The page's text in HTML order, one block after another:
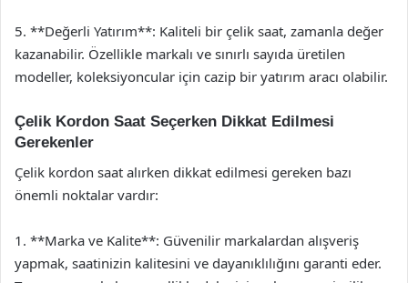
5. **Değerli Yatırım**: Kaliteli bir çelik saat, zamanla değer
kazanabilir. Özellikle markalı ve sınırlı sayıda üretilen
modeller, koleksiyoncular için cazip bir yatırım aracı olabilir.
Çelik Kordon Saat Seçerken Dikkat Edilmesi
Gerekenler
Çelik kordon saat alırken dikkat edilmesi gereken bazı
önemli noktalar vardır:
1. **Marka ve Kalite**: Güvenilir markalardan alışveriş
yapmak, saatinizin kalitesini ve dayanıklılığını garanti eder.